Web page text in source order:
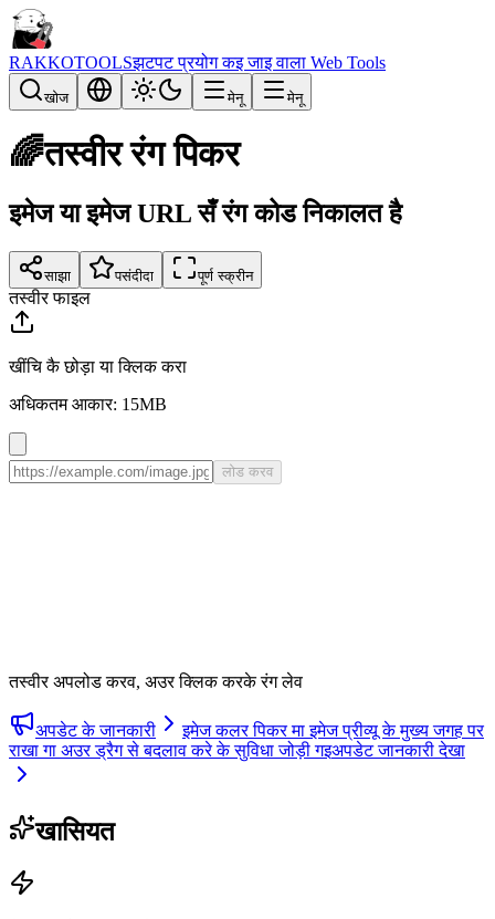
RAKKOTOOLSझटपट प्रयोग कइ जाइ वाला Web Tools
खोज मेनू मेनू
🌈तस्वीर रंग पिकर
इमेज या इमेज URL सँ रंग कोड निकालत है
साझा पसंदीदा पूर्ण स्क्रीन
तस्वीर फाइल
खींचि कै छोड़ा या क्लिक करा
अधिकतम आकार: 15MB
लोड करव
तस्वीर अपलोड करव, अउर क्लिक करके रंग लेव
अपडेट के जानकारी
इमेज कलर पिकर मा इमेज प्रीव्यू के मुख्य जगह पर
राखा गा अउर ड्रैग से बदलाव करे के सुविधा जोड़ी गइअपडेट जानकारी देखा
खासियत